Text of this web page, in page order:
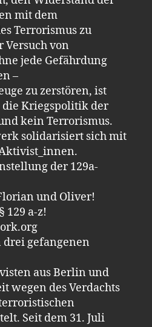
mit dem
Terrorismus zu
Versuch von
jede Gefährdung
–
zu zerstören, ist
die Kriegspolitik der
kein Terrorismus.
solidarisiert sich mit
der 129a-
und Oliver!
129 a-z!
gefangenen
aus Berlin und
wegen des Verdachts
Seit dem 31. Juli